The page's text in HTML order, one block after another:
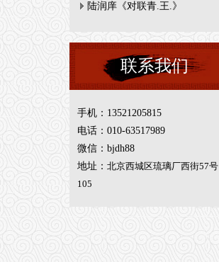
陆润庠《对联青.王.》
联系我们
手机：13521205815
电话：010-63517989
微信：bjdh88
地址： 北京西城区琉璃厂西街57号
105